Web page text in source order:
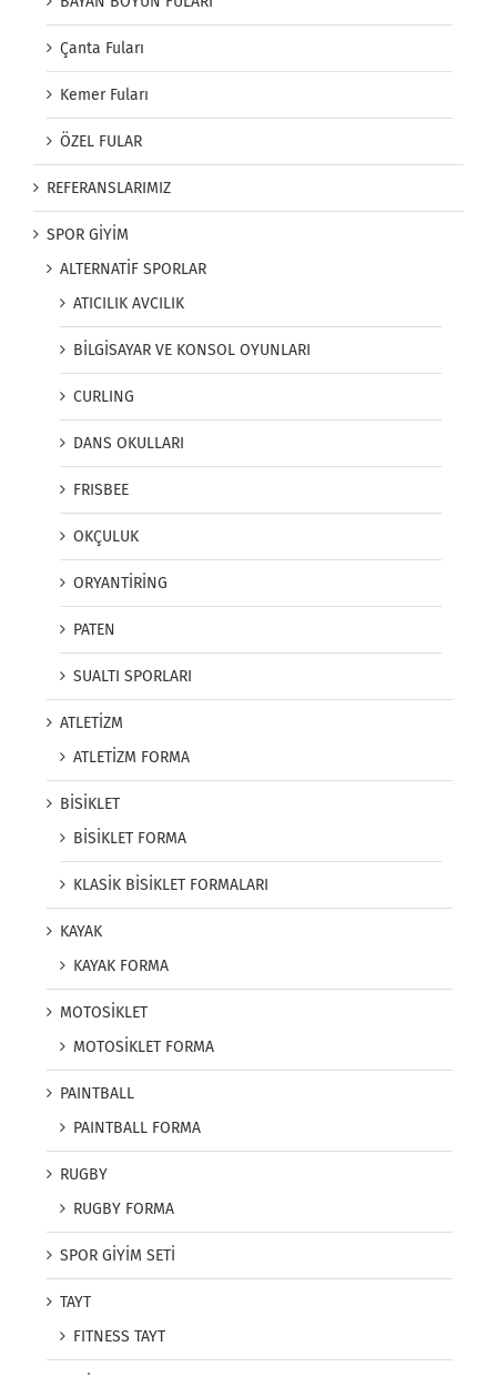
Çanta Fuları
Kemer Fuları
ÖZEL FULAR
REFERANSLARIMIZ
SPOR GİYİM
ALTERNATİF SPORLAR
ATICILIK AVCILIK
BİLGİSAYAR VE KONSOL OYUNLARI
CURLING
DANS OKULLARI
FRISBEE
OKÇULUK
ORYANTİRİNG
PATEN
SUALTI SPORLARI
ATLETİZM
ATLETİZM FORMA
BİSİKLET
BİSİKLET FORMA
KLASİK BİSİKLET FORMALARI
KAYAK
KAYAK FORMA
MOTOSİKLET
MOTOSİKLET FORMA
PAINTBALL
PAINTBALL FORMA
RUGBY
RUGBY FORMA
SPOR GİYİM SETİ
TAYT
FITNESS TAYT